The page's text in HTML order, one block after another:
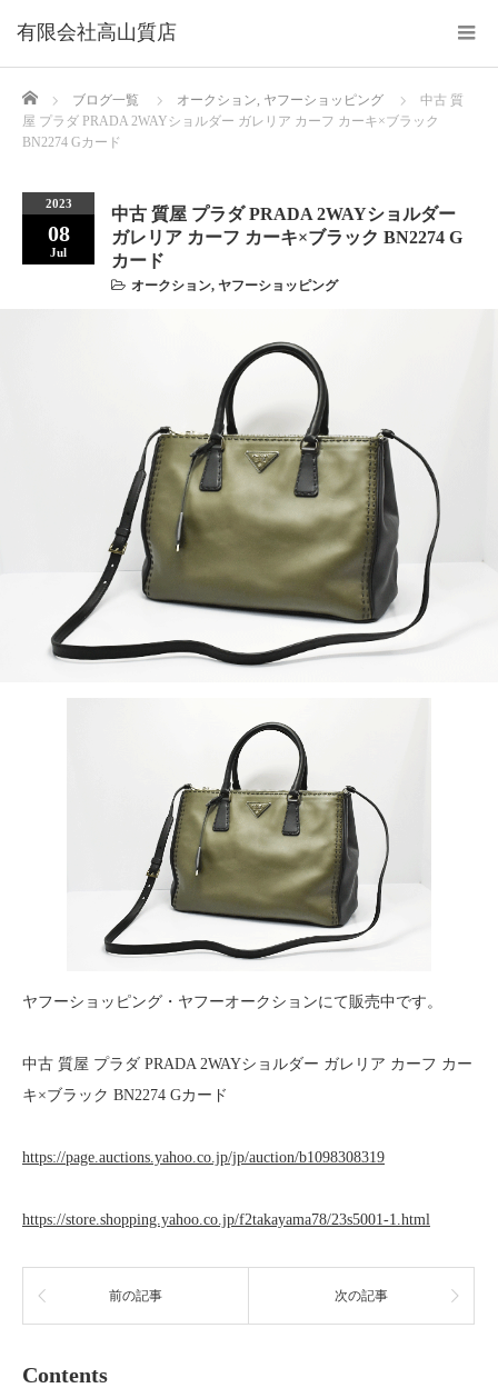
Home ブログ一覧 オークション, ヤフーショッピング
中古 質
屋 プラダ PRADA 2WAYショルダー ガレリア カーフ カーキ×ブラック
BN2274 Gカード
2023
08
Jul
中古 質屋 プラダ PRADA 2WAYショルダー
ガレリア カーフ カーキ×ブラック BN2274 G
カード
オークション, ヤフーショッピング
ヤフーショッピング・ヤフーオークションにて販売中です。
中古 質屋 プラダ PRADA 2WAYショルダー ガレリア カーフ カー
キ×ブラック BN2274 Gカード
https://page.auctions.yahoo.co.jp/jp/auction/b1098308319
https://store.shopping.yahoo.co.jp/f2takayama78/23s5001-1.html
前の記事 次の記事
Contents